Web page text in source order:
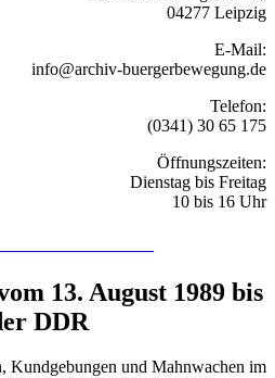
04277 Leipzig
E-Mail:
info@archiv-buergerbewegung.de
Telefon:
(0341) 30 65 175
Öffnungszeiten:
Dienstag bis Freitag
10 bis 16 Uhr
13. August 1989 bis
DDR
Kundgebungen und Mahnwachen im